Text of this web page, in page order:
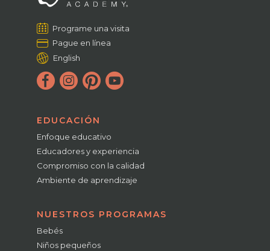
Programe una visita
Pague en línea
English
EDUCACIÓN
Enfoque educativo
Educadores y experiencia
Compromiso con la calidad
Ambiente de aprendizaje
NUESTROS PROGRAMAS
Bebés
Niños pequeños